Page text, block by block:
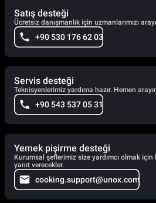
Satış desteği
Ücretsiz danışmanlık için uzmanlarımızı
+90 530 176 62 03
Servis desteği
Teknisyenlerimiz yardıma hazır. Hemen
+90 543 537 05 31
Yemek pişirme desteği
Kurumsal şeflerimiz size yardımcı olmak
yanıt verecekler.
cooking.support@unox.com